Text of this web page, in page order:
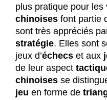
plus pratique pour les
chinoises font partie
sont très appréciés
stratégie. Elles sont
jeux d’échecs et aux
de leur aspect
chinoises se
jeu en forme de